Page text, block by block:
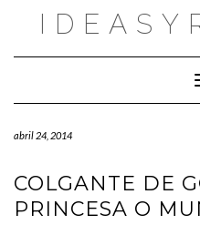
abril 24, 2014
COLGANTE DE
PRINCESA O